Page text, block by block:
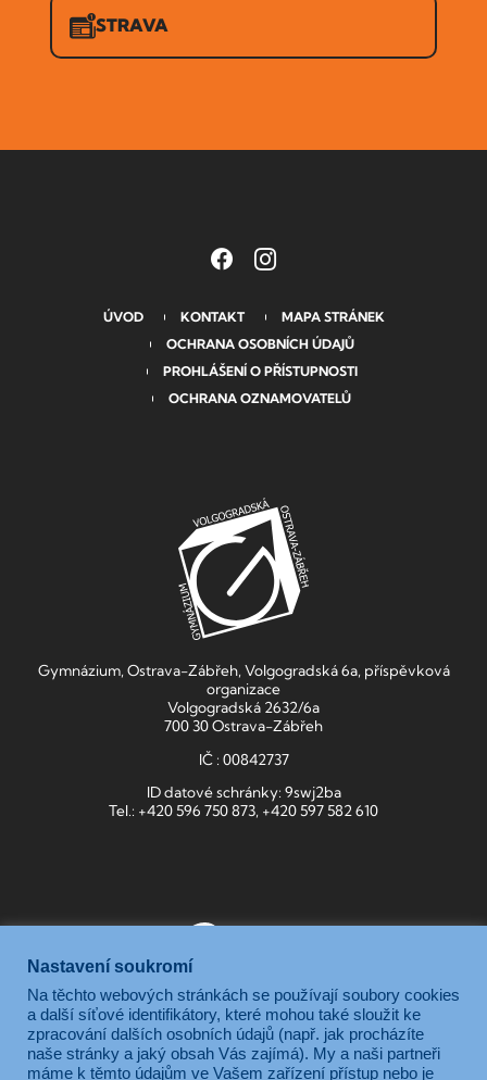
STRAVA
ÚVOD KONTAKT
MAPA STRÁNEK
OCHRANA OSOBNÍCH ÚDAJŮ
PROHLÁŠENÍ O PŘÍSTUPNOSTI
OCHRANA OZNAMOVATELŮ
Gymnázium, Ostrava-Zábřeh, Volgogradská 6a, příspěvková
organizace
Volgogradská 2632/6a
700 30 Ostrava-Zábřeh
IČ : 00842737
ID datové schránky: 9swj2ba
Tel.: +420 596 750 873, +420 597 582 610
Gymnázium, Ostrava-Zábřeh, Volgogradská 6a, je příspěvkovou
organizací zřizovanou Moravskoslezským krajem.
Nastavení soukromí
Na těchto webových stránkách se používají soubory cookies
a další síťové identifikátory, které mohou také sloužit ke
zpracování dalších osobních údajů (např. jak procházíte
naše stránky a jaký obsah Vás zajímá). My a naši partneři
máme k těmto údajům ve Vašem zařízení přístup nebo je